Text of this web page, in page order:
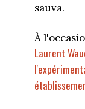
sauva.
À
Laurent